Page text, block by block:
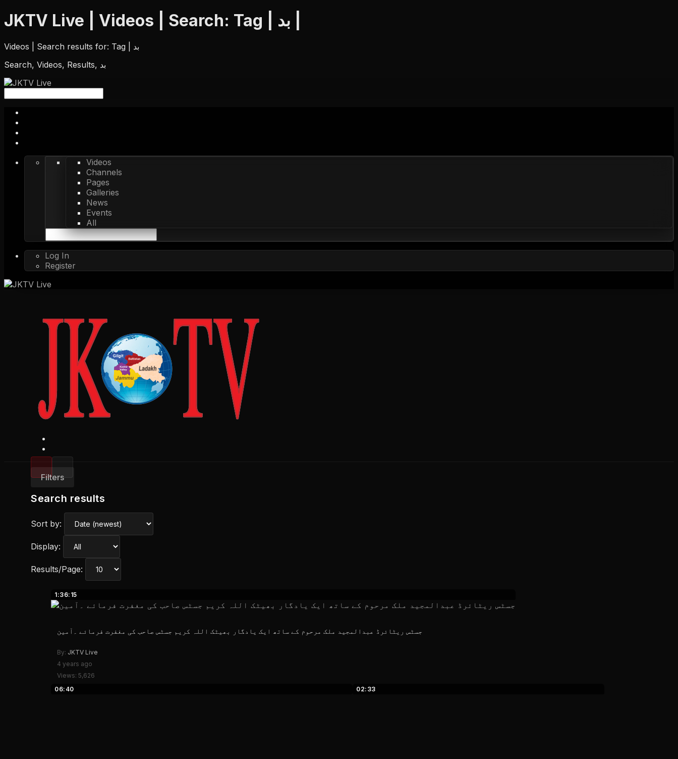
Videos | Search results for: Tag | بد
Search, Videos, Results, بد
Videos
Channels
Pages
Galleries
News
Events
All
Log In
Register
Filters
Search results
Sort by:
Display:
Results/Page:
1:36:15
جسٹس ریٹائرڈ عبدالمجید ملک مرحوم کے ساتھ ایک یادگار بھیٹک اللہ کریم جسٹس صاحب کی مغفرت فرمائے ۔آمین
By: JKTV Live
4 years ago
Views: 5,626
06:40
02:33